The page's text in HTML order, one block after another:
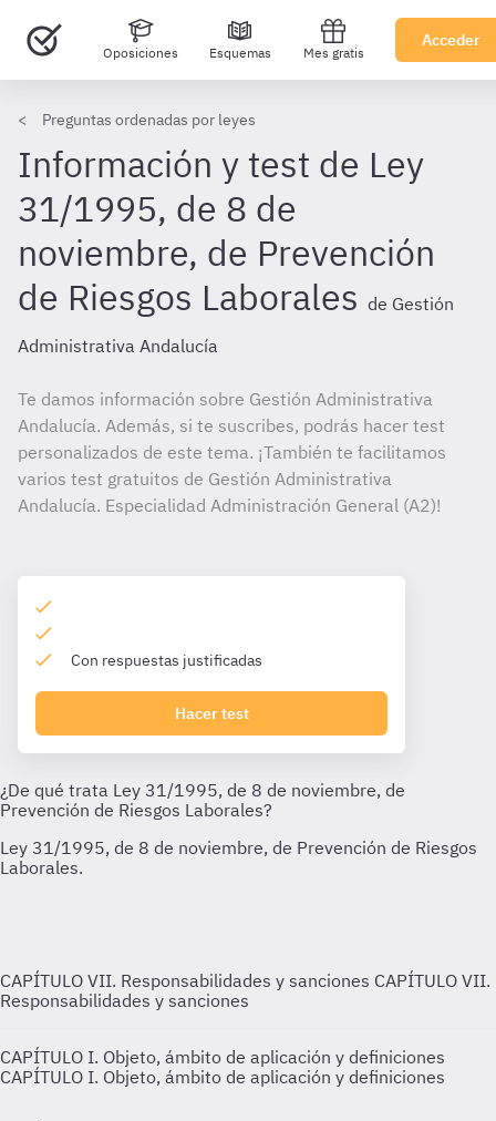
Oposiciones Esquemas Mes gratis
Acceder
Preguntas ordenadas por leyes
Información y test de Ley
31/1995, de 8 de
noviembre, de Prevención
de Riesgos Laborales de Gestión
Administrativa Andalucía
Te damos información sobre Gestión Administrativa
Andalucía. Además, si te suscribes, podrás hacer test
personalizados de este tema. ¡También te facilitamos
varios test gratuitos de Gestión Administrativa
Andalucía. Especialidad Administración General (A2)!
Con respuestas justificadas
Hacer test
CAPÍTULO VII. Responsabilidades y sanciones CAPÍTULO VII.
Responsabilidades y sanciones
CAPÍTULO I. Objeto, ámbito de aplicación y definiciones
CAPÍTULO I. Objeto, ámbito de aplicación y definiciones